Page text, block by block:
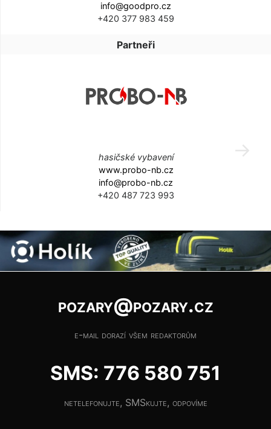
info@goodpro.cz
+420 377 983 459
Partneři
hasičské vybavení
www.probo-nb.cz
info@probo-nb.cz
+420 487 723 993
pozary@pozary.cz
e-mail dorazí všem redaktorům
SMS: 776 580 751
netelefonujte, SMSkujte, odpovíme